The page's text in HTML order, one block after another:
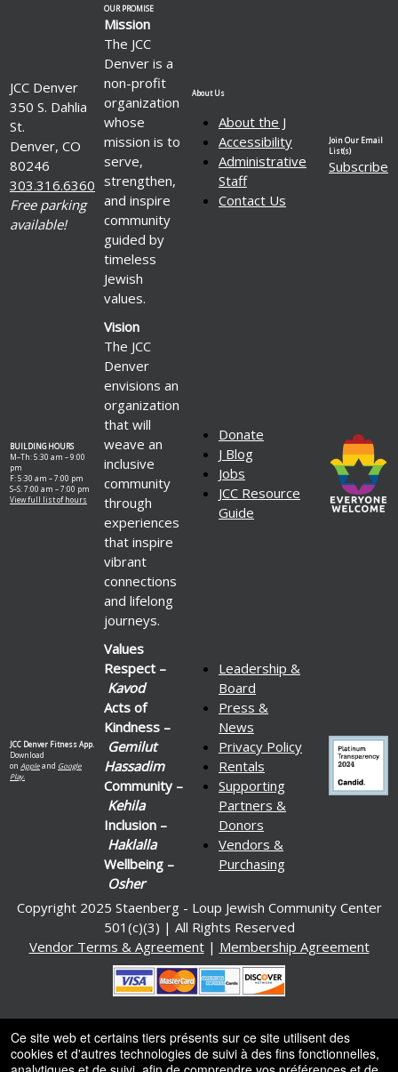
JCC Denver
350 S. Dahlia
St.
Denver, CO
80246
303.316.6360
Free parking
available!
OUR PROMISE
Mission
The JCC
Denver is a
non-profit
organization
whose
mission is to
serve,
strengthen,
and inspire
community
guided by
timeless
Jewish
values.
About Us
About the J
Accessibility
Administrative
Staff
Contact Us
Join Our Email
List(s)
Subscribe
BUILDING HOURS
M–Th: 5:30 am – 9:00
pm
F: 5:30 am – 7:00 pm
S–S: 7:00 am – 7:00 pm
View full list of hours
Vision
The JCC
Denver
envisions an
organization
that will
weave an
inclusive
community
through
experiences
that inspire
vibrant
connections
and lifelong
journeys.
Donate
J Blog
Jobs
JCC Resource
Guide
JCC Denver Fitness App.
Download
on Appleand Google
Play.
Values
Respect –
Kavod
Acts of
Kindness –
Gemilut
Hassadim
Community –
Kehila
Inclusion –
Haklalla
Wellbeing –
Osher
Leadership &
Board
Press &
News
Privacy Policy
Rentals
Supporting
Partners &
Donors
Vendors &
Purchasing
Copyright 2025 Staenberg - Loup Jewish Community Center
501(c)(3) | All Rights Reserved
Vendor Terms & Agreement| Membership Agreement
Alimenté par Ticket or
Ce site web et certains tiers présents sur ce site utilisent des
cookies et d'autres technologies de suivi à des fins fonctionnelles,